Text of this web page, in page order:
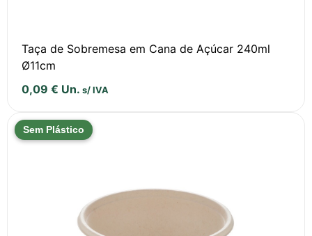
Taça de Sobremesa em Cana de Açúcar 240ml
Ø11cm
0,09 € Un. s/ IVA
Sem Plástico